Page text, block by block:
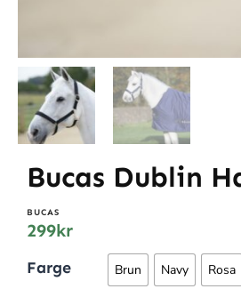
Bucas Dublin
BUCAS
299kr
Farge Brun Navy Rosa